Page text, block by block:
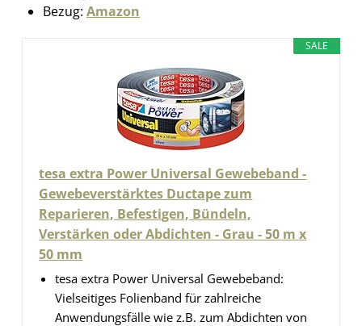
Bezug: Amazon
SALE
tesa extra Power Universal Gewebeband -
Gewebeverstärktes Ductape zum
Reparieren, Befestigen, Bündeln,
Verstärken oder Abdichten - Grau - 50 m x
50 mm
tesa extra Power Universal Gewebeband:
Vielseitiges Folienband für zahlreiche
Anwendungsfälle wie z.B. zum Abdichten von